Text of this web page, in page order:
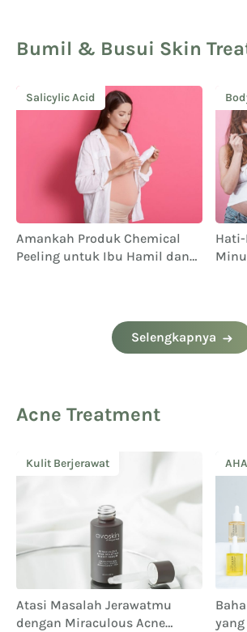
Bumil & Busui Skin
Salicylic Acid
Amankah Produk Chemical
Peeling untuk Ibu Hamil dan
Selengkapnya
Acne Treatment
Kulit Berjerawat
Atasi Masalah Jerawatmu
dengan Miraculous Acne